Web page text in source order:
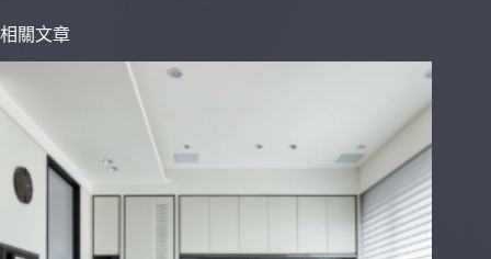
相關文章